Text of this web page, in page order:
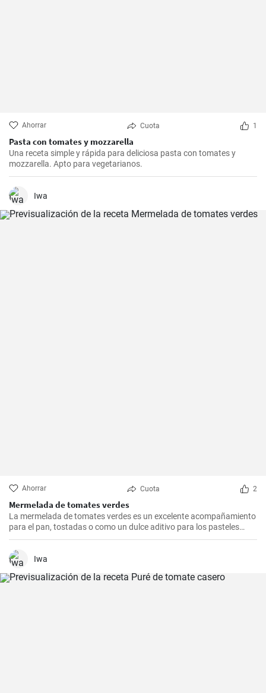
Ahorrar Cuota 1
Pasta con tomates y mozzarella
Una receta simple y rápida para deliciosa pasta con tomates y
mozzarella. Apto para vegetarianos.
Iwa
Ahorrar Cuota 2
Mermelada de tomates verdes
La mermelada de tomates verdes es un excelente acompañamiento
para el pan, tostadas o como un dulce aditivo para los pasteles
caseros. Esta receta es sencilla, pero el resultado es definitivamente
impresionante.
Iwa